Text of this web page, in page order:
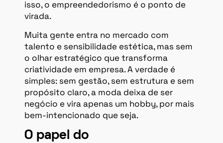
isso, o empreendedorismo é o ponto de
virada.
Muita gente entra no mercado com
talento e sensibilidade estética, mas sem
o olhar estratégico que transforma
criatividade em empresa. A verdade é
simples: sem gestão, sem estrutura e sem
propósito claro, a moda deixa de ser
negócio e vira apenas um hobby, por mais
bem-intencionado que seja.
O papel do